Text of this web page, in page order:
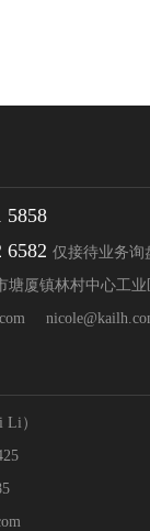
5858
6582 仅接待业务询
塘厦镇林村中心工
）